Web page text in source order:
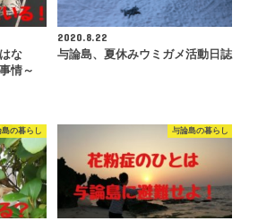
な
情～
2020.8.22
与論島、夏休みウミガメ活動日誌
島の暮らし 与論島の暮らし